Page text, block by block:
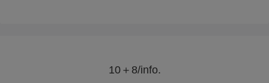
10＋8/info.